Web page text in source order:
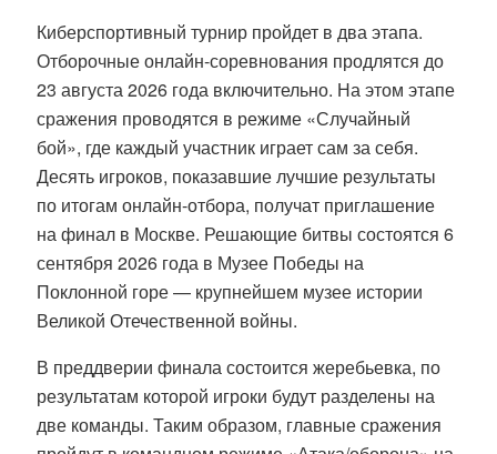
Киберспортивный турнир пройдет в два этапа.
Отборочные онлайн-соревнования продлятся до
23 августа 2026 года включительно. На этом этапе
сражения проводятся в режиме «Случайный
бой», где каждый участник играет сам за себя.
Десять игроков, показавшие лучшие результаты
по итогам онлайн-отбора, получат приглашение
на финал в Москве. Решающие битвы состоятся 6
сентября 2026 года в Музее Победы на
Поклонной горе — крупнейшем музее истории
Великой Отечественной войны.
В преддверии финала состоится жеребьевка, по
результатам которой игроки будут разделены на
две команды. Таким образом, главные сражения